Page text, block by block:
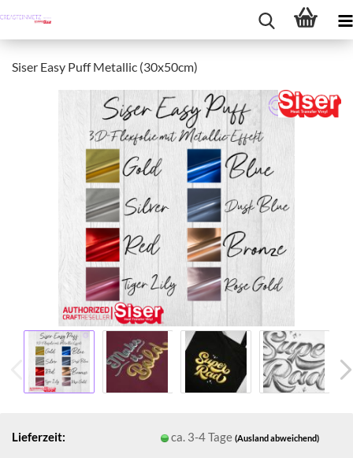
Siser Easy Puff Metallic (30x50cm)
Lieferzeit: ca. 3-4 Tage(Ausland abweichend)